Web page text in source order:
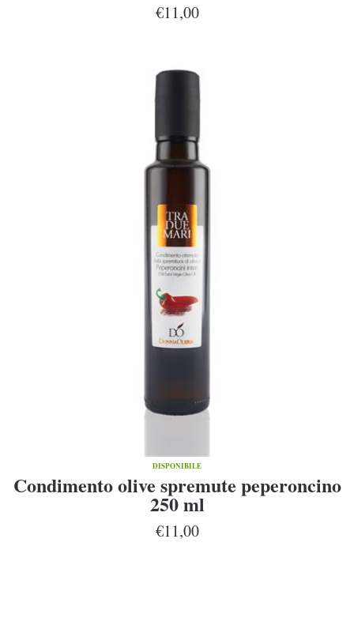
€11,00
DISPONIBILE
Condimento olive spremute peperoncino
250 ml
€11,00